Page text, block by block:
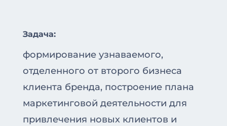
Задача:
формирование узнаваемого,
отделенного от второго бизнеса
клиента бренда, построение плана
маркетинговой деятельности для
привлечения новых клиентов и